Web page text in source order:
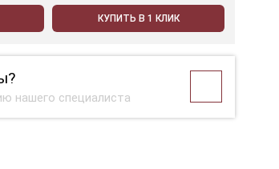
КУПИТЬ В 1 КЛИК
нашего специалиста